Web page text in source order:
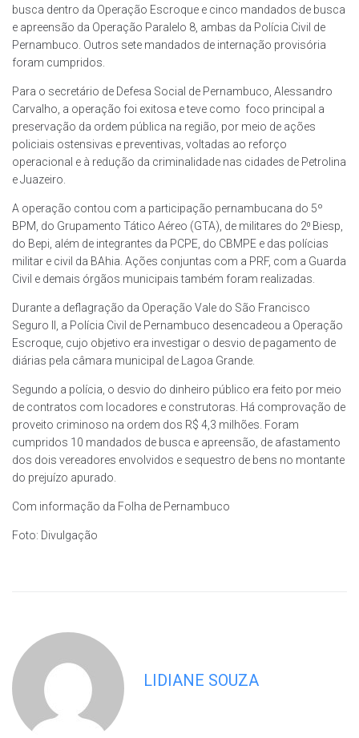
busca dentro da Operação Escroque e cinco mandados de busca
e apreensão da Operação Paralelo 8, ambas da Polícia Civil de
Pernambuco. Outros sete mandados de internação provisória
foram cumpridos.
Para o secretário de Defesa Social de Pernambuco, Alessandro
Carvalho, a operação foi exitosa e teve como foco principal a
preservação da ordem pública na região, por meio de ações
policiais ostensivas e preventivas, voltadas ao reforço
operacional e à redução da criminalidade nas cidades de Petrolina
e Juazeiro.
A operação contou com a participação pernambucana do 5º
BPM, do Grupamento Tático Aéreo (GTA), de militares do 2⁰ Biesp,
do Bepi, além de integrantes da PCPE, do CBMPE e das polícias
militar e civil da BAhia. Ações conjuntas com a PRF, com a Guarda
Civil e demais órgãos municipais também foram realizadas.
Durante a deflagração da Operação Vale do São Francisco
Seguro II, a Polícia Civil de Pernambuco desencadeou a Operação
Escroque, cujo objetivo era investigar o desvio de pagamento de
diárias pela câmara municipal de Lagoa Grande.
Segundo a polícia, o desvio do dinheiro público era feito por meio
de contratos com locadores e construtoras. Há comprovação de
proveito criminoso na ordem dos R$ 4,3 milhões. Foram
cumpridos 10 mandados de busca e apreensão, de afastamento
dos dois vereadores envolvidos e sequestro de bens no montante
do prejuízo apurado.
Com informação da Folha de Pernambuco
Foto: Divulgação
LIDIANE SOUZA